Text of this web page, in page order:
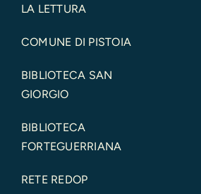
LA LETTURA
COMUNE DI PISTOIA
BIBLIOTECA SAN
GIORGIO
BIBLIOTECA
FORTEGUERRIANA
RETE REDOP